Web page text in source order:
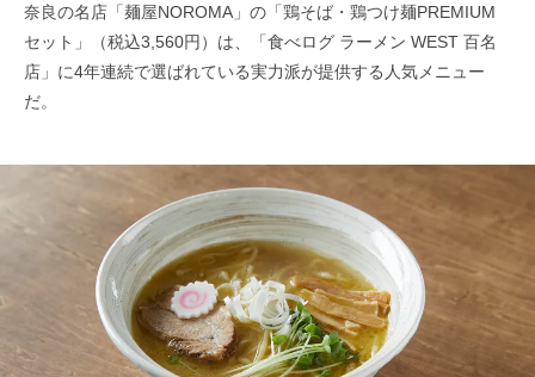
奈良の名店「麺屋NOROMA」の「鶏そば・鶏つけ麺PREMIUM
セット」（税込3,560円）は、「食べログ ラーメン WEST 百名
店」に4年連続で選ばれている実力派が提供する人気メニュー
だ。